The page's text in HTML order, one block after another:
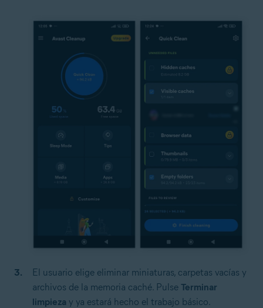
El usuario elige eliminar miniaturas, carpetas vacías y
archivos de la memoria caché. Pulse Terminar
limpieza y ya estará hecho el trabajo básico.